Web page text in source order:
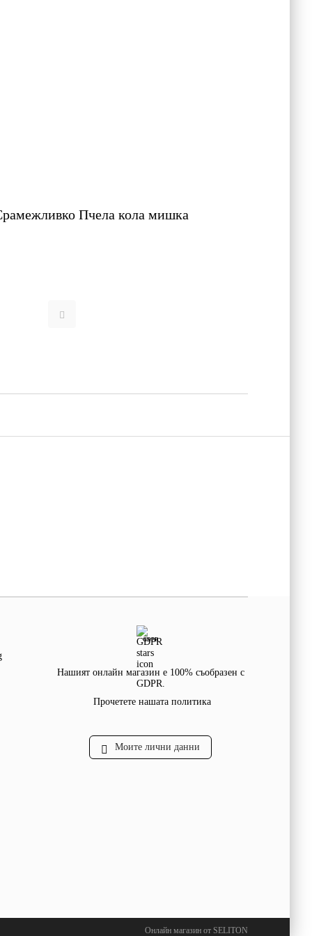
Пчела кола мишка
GDPR
Нашият онлайн магазин е 100% съобразен с
GDPR.
Прочетете нашата политика
Моите лични данни
Онлайн магазин от SELITON